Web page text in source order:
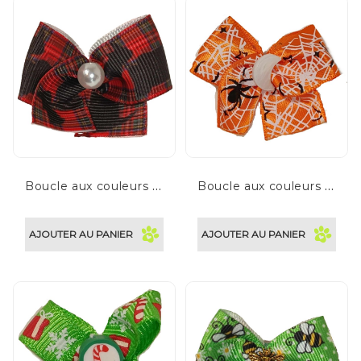
Ensembles
Économiques
CLIENT
PARTICULIER
B
oucle aux couleurs d'automne-hiver B
oucle aux couleurs d'halloween